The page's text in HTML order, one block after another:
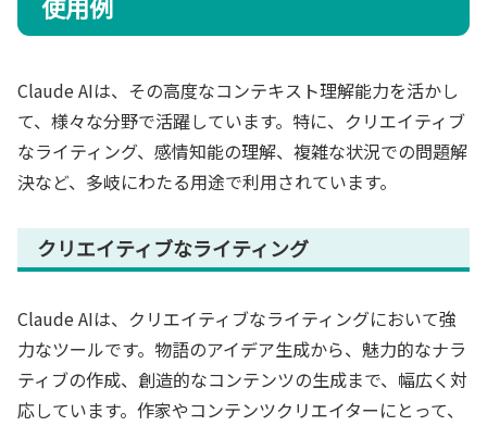
Claude AIは、その高度なコンテキスト理解能力を活かし
て、様々な分野で活躍しています。特に、クリエイティブ
なライティング、感情知能の理解、複雑な状況での問題解
決など、多岐にわたる用途で利用されています。
クリエイティブなライティング
Claude AIは、クリエイティブなライティングにおいて強
力なツールです。物語のアイデア生成から、魅力的なナラ
ティブの作成、創造的なコンテンツの生成まで、幅広く対
応しています。作家やコンテンツクリエイターにとって、